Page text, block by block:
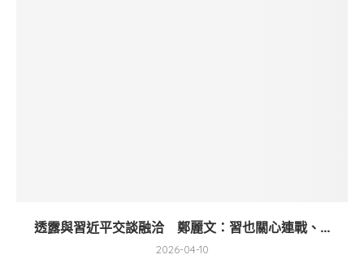
透露與習近平交談融洽 鄭麗文：習也關心連戰、...
2026-04-10